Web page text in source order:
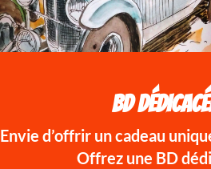
BD
Envie d’offrir un cadeau
Offrez une BD